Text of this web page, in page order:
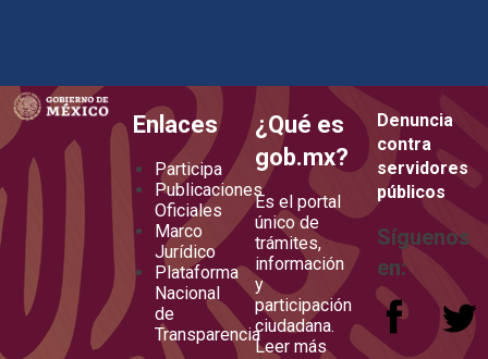
how to embed google map in website
Enlaces
Participa
Publicaciones
Oficiales
Marco
Jurídico
Plataforma
Nacional
de
Transparencia
¿Qué es
gob.mx?
Es el portal
único de
trámites,
información
y
participación
ciudadana.
Leer más
Denuncia
contra
servidores
públicos
Síguenos
en: